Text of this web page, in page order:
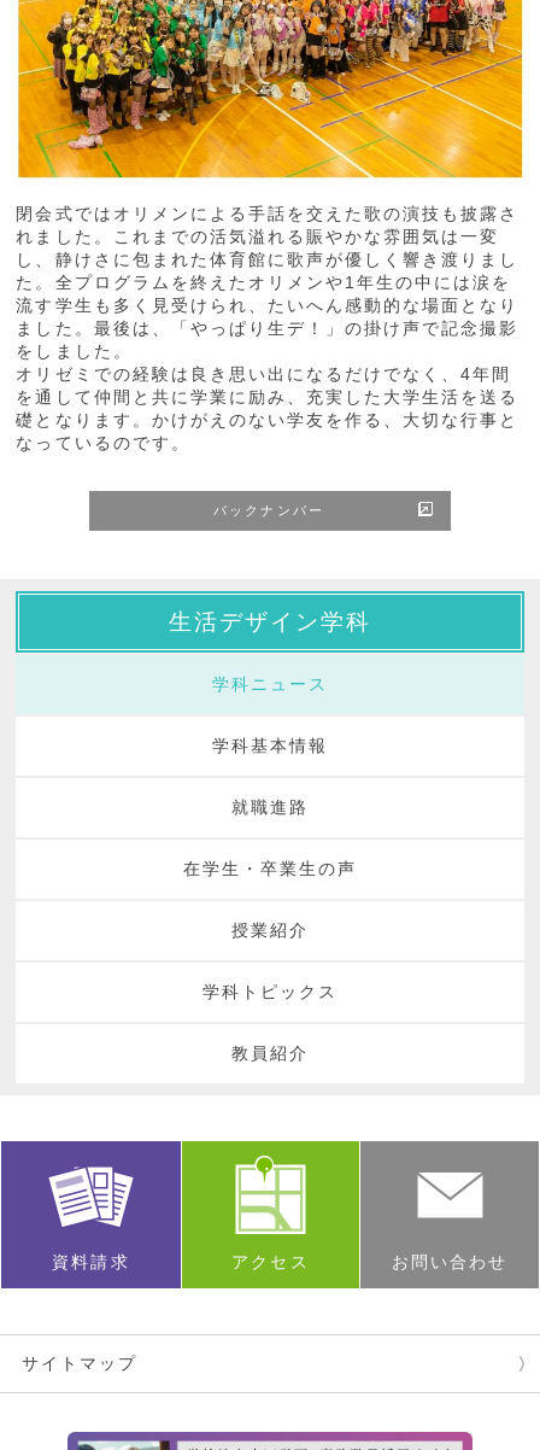
閉会式ではオリメンによる手話を交えた歌の演技も披露さ
れました。これまでの活気溢れる賑やかな雰囲気は一変
し、静けさに包まれた体育館に歌声が優しく響き渡りまし
た。全プログラムを終えたオリメンや1年生の中には涙を
流す学生も多く見受けられ、たいへん感動的な場面となり
ました。最後は、「やっぱり生デ！」の掛け声で記念撮影
をしました。
オリゼミでの経験は良き思い出になるだけでなく、4年間
を通して仲間と共に学業に励み、充実した大学生活を送る
礎となります。かけがえのない学友を作る、大切な行事と
なっているのです。
バックナンバー
生活デザイン学科
学科ニュース
学科基本情報
就職進路
在学生・卒業生の声
授業紹介
学科トピックス
教員紹介
資料請求 アクセス お問い合わせ
サイトマップ